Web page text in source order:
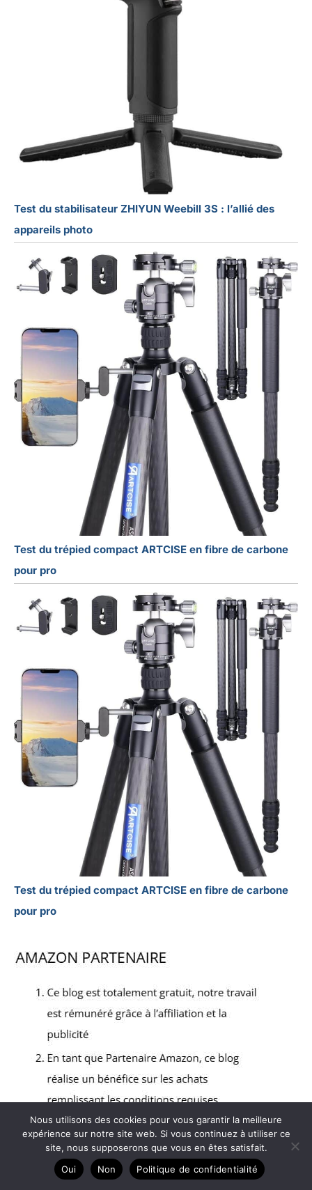
Test du stabilisateur ZHIYUN Weebill 3S : l’allié des
appareils photo
Test du trépied compact ARTCISE en fibre de carbone
pour pro
Test du trépied compact ARTCISE en fibre de carbone
pour pro
Nous utilisons des cookies pour vous garantir la meilleure
expérience sur notre site web. Si vous continuez à utiliser ce
site, nous supposerons que vous en êtes satisfait.
Oui
Non Politique de confidentialité